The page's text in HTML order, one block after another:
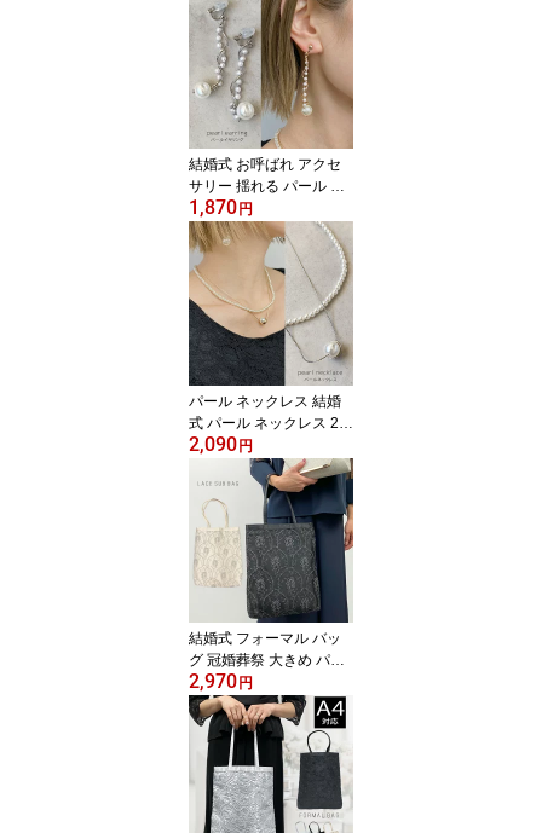
結婚式 お呼ばれ アクセ
サリー 揺れる パール イ
ヤリング ぶら下がり 入
学式 卒業式 痛くない パ
ールイヤリング 大ぶり
結婚式お呼ばれ プチプラ
大人 パーティーアクセサ
リー 冠婚葬祭 母親 卒園
式 入園式 普段使い 30代
40代 50代 60代 70代 シ
ルバー ゴールド フォー
マル
1,870円
パール ネックレス 結婚
式 パール ネックレス 2連
1連 卒業式 入学式 卒園式
入園式 普段使い パール
ネックレス 一粒 ママ ア
クセサリー 30代 40代 50
代 60代 70代 冠婚葬祭 シ
ルバー ゴールド フォー
マル 長 さ 調整 チョーカ
ー ネックレス おしゃれ
チェーンネックレス
2,090円
結婚式 フォーマル バッ
グ 冠婚葬祭 大きめ パー
ティーバッグ 結婚式 サ
ブ バッグ フォーマル サ
ブバッグ ベージュ 黒 シ
ルバー トートバッグ A4
縦 おしゃれ トート 着物
和装 パーティ 用 上品 普
段使い 卒園式 入学式 七
2,970円